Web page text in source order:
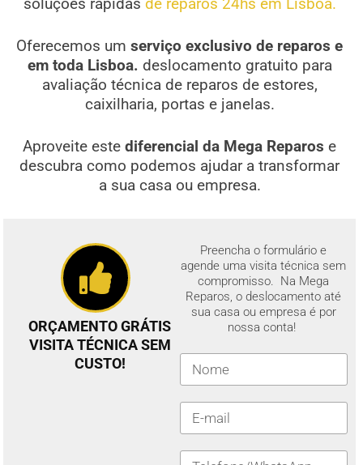
soluções rápidas de reparos 24hs em Lisboa.
Oferecemos um serviço exclusivo de reparos e
em toda Lisboa. deslocamento gratuito para
avaliação técnica de reparos de estores,
caixilharia, portas e janelas.
Aproveite estediferencial da Mega Reparos e
descubra como podemos ajudar a transformar
a sua casa ou empresa.
ORÇAMENTO GRÁTIS
VISITA TÉCNICA SEM
CUSTO!
Preencha o formulário e
agende uma visita técnica sem
compromisso. Na Mega
Reparos, o deslocamento até
sua casa ou empresa é por
nossa conta!